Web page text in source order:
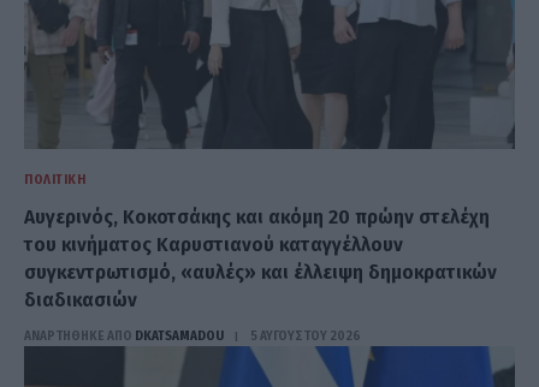
ΠΟΛΙΤΙΚΉ
Αυγερινός, Κοκοτσάκης και ακόμη 20 πρώην στελέχη
του κινήματος Καρυστιανού καταγγέλλουν
συγκεντρωτισμό, «αυλές» και έλλειψη δημοκρατικών
διαδικασιών
ΑΝΑΡΤΗΘΗΚΕ ΑΠΟ DKATSAMADOU 5 ΑΥΓΟΎΣΤΟΥ 2026